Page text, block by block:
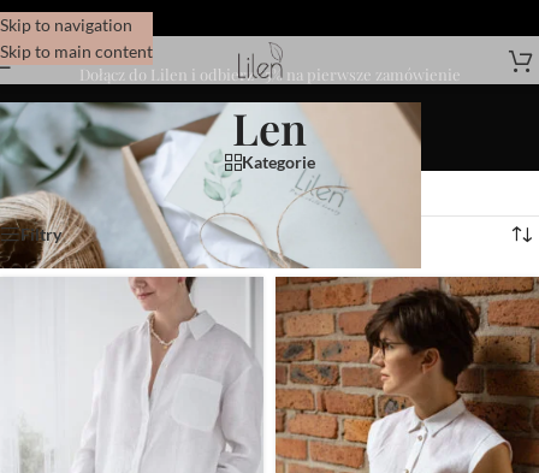
Skip to navigation
Skip to main content
Dołącz do Lilen i odbierz -5% na pierwsze zamówienie
Len
Kategorie
Wyświetlanie 1–12 z 108 wyników
Filtry